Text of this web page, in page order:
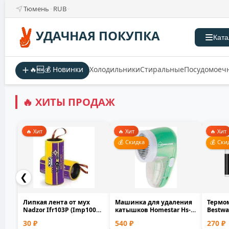
Тюмень RUB
УДАЧНАЯ ПОКУПКА
🔥🆕💰 Новинки ХолодильникиСтиральные
🔥 ХИТЫ ПРОДАЖ
❮
🔥 Хит
Липкая лента от мух
Nadzor Ifr103P (Imp100P)
30 ₽
🔥 Хит
💰 Скидка
Машинка для удаления
катышков Homestar Hs-
540 ₽
🔥 Хит
💰
270 ₽